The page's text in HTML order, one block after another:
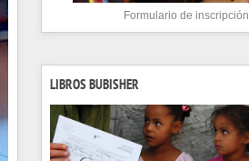
Formulario de inscripción
LIBROS BUBISHER